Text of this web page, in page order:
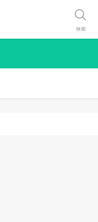
検索